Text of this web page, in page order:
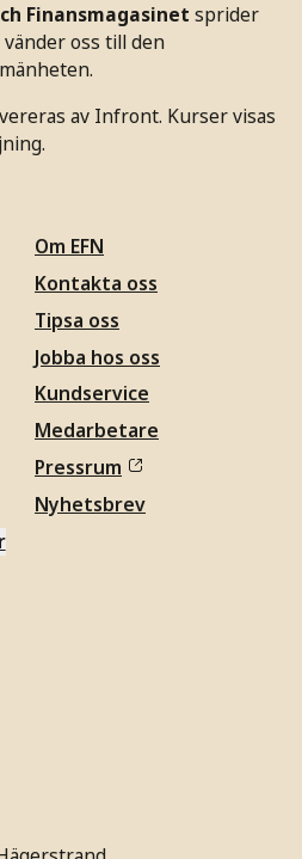
Finansmagasinet sprider
oss till den
av Infront. Kurser visas
Om EFN
Kontakta oss
Tipsa oss
Jobba hos oss
Kundservice
Medarbetare
Pressrum
Nyhetsbrev